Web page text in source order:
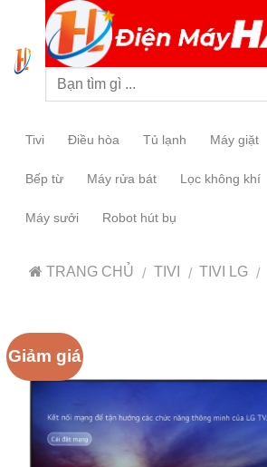
Tivi Điều hòa Tủ lạnh Máy giặt
Bếp từ Máy rửa bát Lọc không khí
Máy sưởi Robot hút bụ
TRANG CHỦ / TIVI / TIVI LG /
Giảm giá